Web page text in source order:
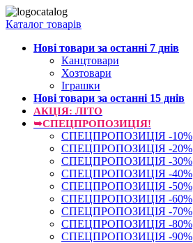
Каталог товарів
Нові товари за останнi 7 днiв
Канцтовари
Хозтовари
Іграшки
Нові товари за останнi 15 днiв
АКЦІЯ: ЛІТО
➥СПЕЦПРОПОЗИЦІЯ!
СПЕЦПРОПОЗИЦІЯ -10%
СПЕЦПРОПОЗИЦІЯ -20%
СПЕЦПРОПОЗИЦІЯ -30%
СПЕЦПРОПОЗИЦІЯ -40%
СПЕЦПРОПОЗИЦІЯ -50%
СПЕЦПРОПОЗИЦІЯ -60%
СПЕЦПРОПОЗИЦІЯ -70%
СПЕЦПРОПОЗИЦІЯ -80%
СПЕЦПРОПОЗИЦІЯ -90%